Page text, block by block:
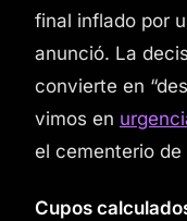
final inflado por
anunció. La
convierte en
vimos en
el cementerio
Cupos